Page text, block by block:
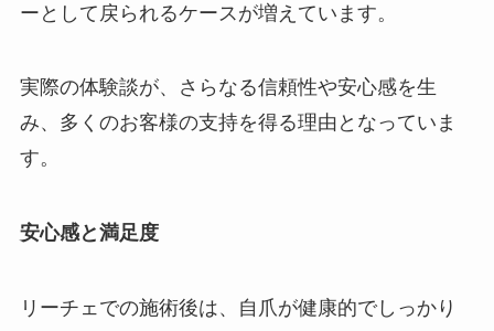
ーとして戻られるケースが増えています。
実際の体験談が、さらなる信頼性や安心感を生
み、多くのお客様の支持を得る理由となっていま
す。
安心感と満足度
リーチェでの施術後は、自爪が健康的でしっかり